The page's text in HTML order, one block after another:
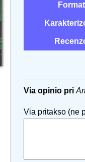
Via opinio pri
Via pritakso (ne